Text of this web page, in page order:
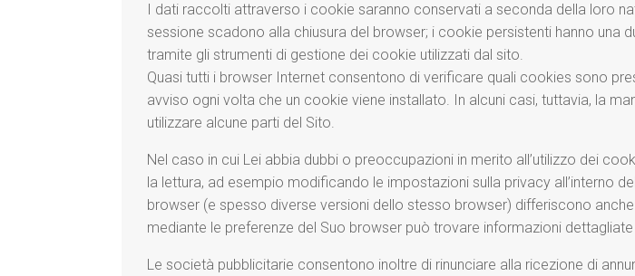
I dati raccolti attraverso i cookie saranno conservati a seconda della loro
sessione scadono alla chiusura del browser; i cookie persistenti hanno una
tramite gli strumenti di gestione dei cookie utilizzati dal sito.
Quasi tutti i browser Internet consentono di verificare quali cookies sono
avviso ogni volta che un cookie viene installato. In alcuni casi, tuttavia, la
utilizzare alcune parti del Sito.
Nel caso in cui Lei abbia dubbi o preoccupazioni in merito all’utilizzo dei
la lettura, ad esempio modificando le impostazioni sulla privacy all’interno
browser (e spesso diverse versioni dello stesso browser) differiscono
mediante le preferenze del Suo browser può trovare informazioni
Le società pubblicitarie consentono inoltre di rinunciare alla ricezione di